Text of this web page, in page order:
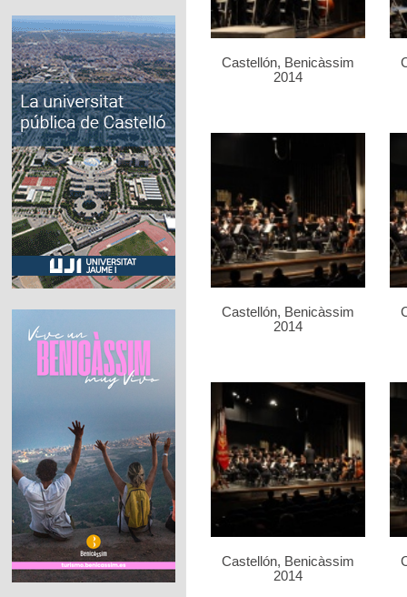
Castellón, Benicàssim
2014
Castellón, Benicàssim
2014
Castellón, Benicàssim
2014